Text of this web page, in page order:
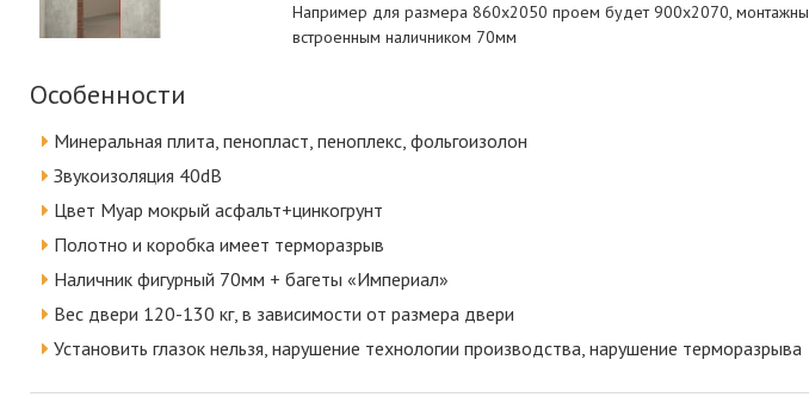
Например для размера 860х2050 проем будет 900х2070,
встроенным наличником 70мм
Особенности
Минеральная плита, пенопласт, пеноплекс, фольгоизолон
Звукоизоляция 40dB
Цвет Муар мокрый асфальт+цинкогрунт
Полотно и коробка имеет терморазрыв
Наличник фигурный 70мм + багеты «Империал»
Вес двери 120-130 кг, в зависимости от размера двери
Установить глазок нельзя, нарушение технологии производства, нарушение терморазрыва